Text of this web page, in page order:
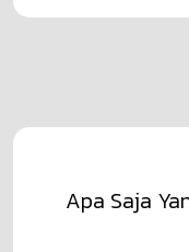
Apa Saja